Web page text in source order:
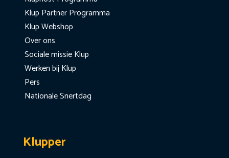
Klup Partner Programma
Klup Webshop
Over ons
Sociale missie Klup
Werken bij Klup
Pers
Nationale Snertdag
Klupper